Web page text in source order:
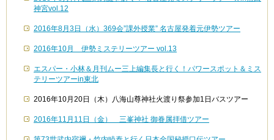
神宮vol.12
2016年8月3日（水）369会”課外授業” 名古屋発着元伊勢ツアー
2016年10月 伊勢ミステリーツアー vol.13
エスパー・小林＆月刊ムー三上編集長と行く！パワースポット＆ミス
テリーツアーin東北
2016年10月20日（木）八海山尊神社火渡り祭参加1日バスツアー
2016年11月11日（金） 三峯神社 御眷属拝借ツアー